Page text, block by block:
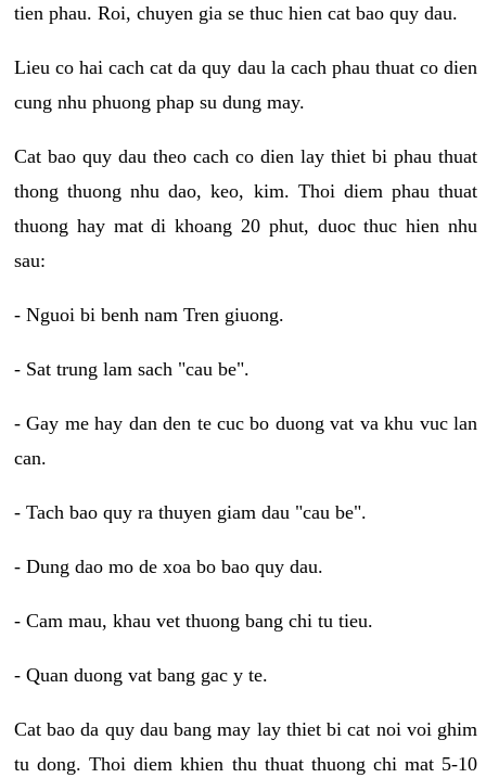
tien phau. Roi, chuyen gia se thuc hien cat bao quy dau.
Lieu co hai cach cat da quy dau la cach phau thuat co dien
cung nhu phuong phap su dung may.
Cat bao quy dau theo cach co dien lay thiet bi phau thuat
thong thuong nhu dao, keo, kim. Thoi diem phau thuat
thuong hay mat di khoang 20 phut, duoc thuc hien nhu
sau:
- Nguoi bi benh nam Tren giuong.
- Sat trung lam sach "cau be".
- Gay me hay dan den te cuc bo duong vat va khu vuc lan
can.
- Tach bao quy ra thuyen giam dau "cau be".
- Dung dao mo de xoa bo bao quy dau.
- Cam mau, khau vet thuong bang chi tu tieu.
- Quan duong vat bang gac y te.
Cat bao da quy dau bang may lay thiet bi cat noi voi ghim
tu dong. Thoi diem khien thu thuat thuong chi mat 5-10